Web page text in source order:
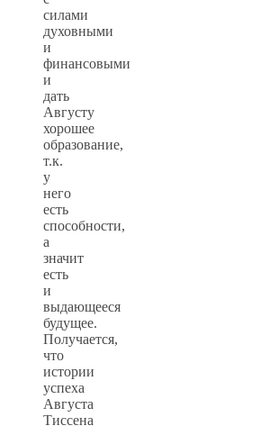
силами
духовными
и
финансовыми
и
дать
Августу
хорошее
образование,
т.к.
у
него
есть
способности,
а
значит
есть
и
выдающееся
будущее.
Получается,
что
истории
успеха
Августа
Тиссена